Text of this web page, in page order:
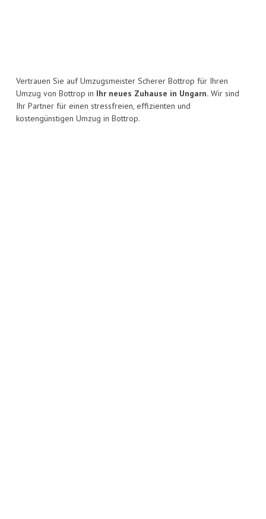
Vertrauen Sie auf Umzugsmeister Scherer Bottrop für Ihren
Umzug von Bottrop in Ihr neues Zuhause in Ungarn. Wir sind
Ihr Partner für einen stressfreien, effizienten und
kostengünstigen Umzug in Bottrop.